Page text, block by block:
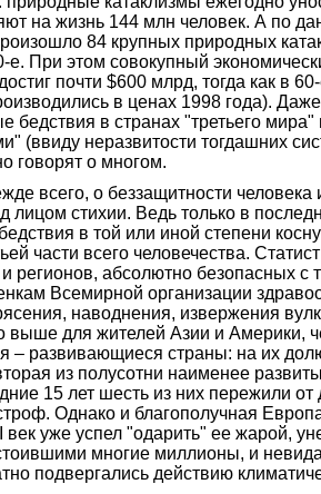
на жизнь 144 млн человек. А по
84 крупных природных
е. При этом совокупный
почти $600 млрд, тогда как в
в ценах 1998 года).
бедствия в странах "третьего мира"
(ввиду неразвитости тогдашних
говорят о многом.
всего, о беззащитности
лицом стихии. Ведь только в
в той или иной степени
части всего человечества.
регионов, абсолютно безопасных с
Всемирной организации
наводнения, извержения
выше для жителей Азии и
– развивающиеся страны: на их
из полусотни наименее
15 лет шесть из них пережили
Однако и благополучная
век уже успел "одарить" ее жарой,
многие миллионы, и
подвергались действию